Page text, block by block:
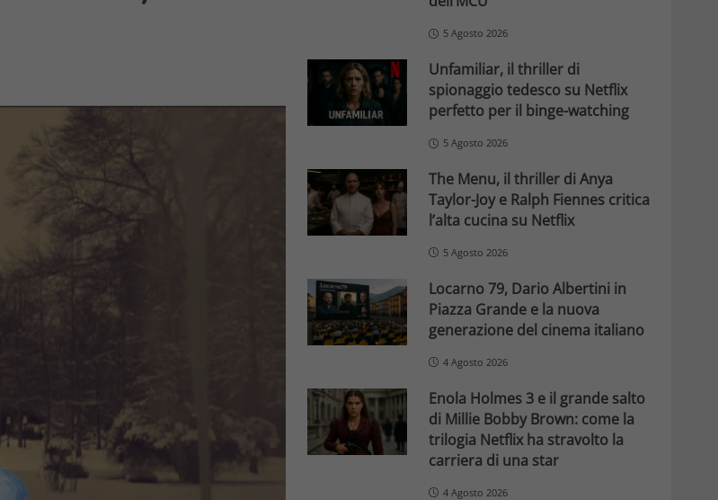
5 Agosto 2026
Unfamiliar, il thriller di
spionaggio tedesco su Netflix
perfetto per il binge-watching
5 Agosto 2026
The Menu, il thriller di Anya
Taylor-Joy e Ralph Fiennes critica
l’alta cucina su Netflix
5 Agosto 2026
Locarno 79, Dario Albertini in
Piazza Grande e la nuova
generazione del cinema italiano
4 Agosto 2026
Enola Holmes 3 e il grande salto
di Millie Bobby Brown: come la
trilogia Netflix ha stravolto la
carriera di una star
4 Agosto 2026